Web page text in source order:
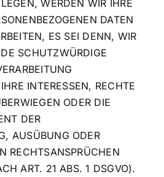
WERDEN WIR IHRE
DATEN
ES SEI DENN, WIR
SCHUTZWÜRDIGE
INTERESSEN, RECHTE
ODER DIE
DER
AUSÜBUNG ODER
RECHTSANSPRÜCHEN
ART. 21 ABS. 1 DSGVO).